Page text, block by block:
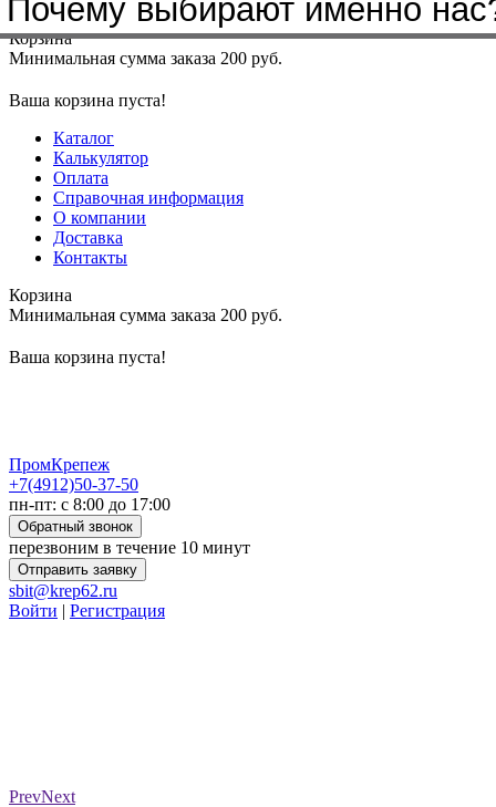
Меню+7(4912)50-37-50sbit@krep62.ru
Корзина
Минимальная сумма заказа 200 руб.
Ваша корзина пуста!
Каталог
Калькулятор
Оплата
Справочная информация
О компании
Доставка
Контакты
Корзина
Минимальная сумма заказа 200 руб.
Ваша корзина пуста!
ПромКрепеж
+7(4912)50-37-50
пн-пт: с 8:00 до 17:00
Обратный звонок
перезвоним в течение 10 минут
Отправить заявку
sbit@krep62.ru
Войти | Регистрация
PrevNext
Почему выбирают именно